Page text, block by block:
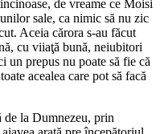
de vreame ce Moisi
sale, ca nimic să nu zic
Aceia cărora s-au făcut
cu viiaţă bună, neiubitori
un prepus nu poate să fie că
acealea care pot să facă
de la Dumnezeu, prin